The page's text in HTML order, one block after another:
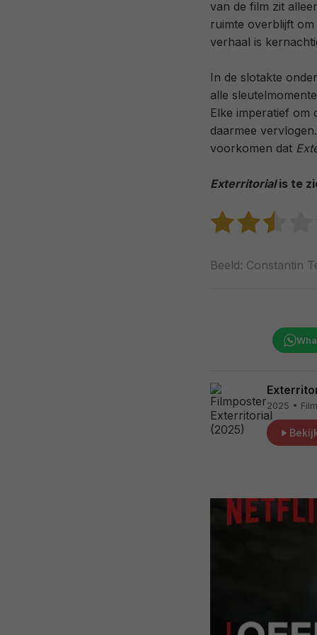
van de film zit
ruimte overblijft
verhaal is
In de slotakte
alle
Elke imperatief om
daarmee
voorkomen dat
Exterritorialis te
Beeld: Constantin
2025 •